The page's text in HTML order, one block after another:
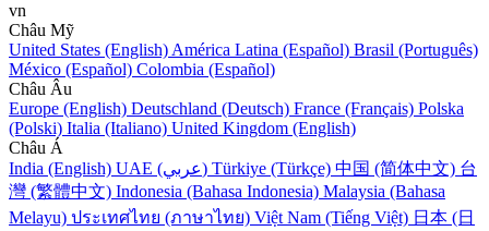
vn
Châu Mỹ
United States (English) América Latina (Español) Brasil (Português)
México (Español) Colombia (Español)
Châu Âu
Europe (English) Deutschland (Deutsch) France (Français) Polska
(Polski) Italia (Italiano) United Kingdom (English)
Châu Á
India (English)
UAE (عربي) Türkiye (Türkçe) 中国 (简体中文) 台
灣 (繁體中文) Indonesia (Bahasa Indonesia) Malaysia (Bahasa
Melayu) ประเทศไทย (ภาษาไทย) Việt Nam (Tiếng Việt) 日本 (日